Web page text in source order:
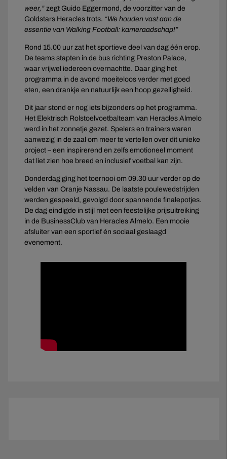
weer,” zegt Guido Eggermond, de voorzitter van de
Goldstars Heracles trots. “We houden vast aan de
essentie van Walking Football: kameraadschap!”
Rond 15.00 uur zat het sportieve deel van dag één erop.
De teams stapten in de bus richting Preston Palace,
waar vrijwel iedereen overnachtte. Daar ging het
programma in de avond moeiteloos verder met goed
eten, een drankje en natuurlijk een hoop gezelligheid.
Dit jaar stond er nog iets bijzonders op het programma.
Het Elektrisch Rolstoelvoetbalteam van Heracles Almelo
werd in het zonnetje gezet. Spelers en trainers waren
aanwezig in de zaal om meer te vertellen over dit unieke
project – een inspirerend en zelfs emotioneel moment
dat liet zien hoe breed en inclusief voetbal kan zijn.
Donderdag ging het toernooi om 09.30 uur verder op de
velden van Oranje Nassau. De laatste poulewedstrijden
werden gespeeld, gevolgd door spannende finalepotjes.
De dag eindigde in stijl met een feestelijke prijsuitreiking
in de BusinessClub van Heracles Almelo. Een mooie
afsluiter van een sportief én sociaal geslaagd
evenement.